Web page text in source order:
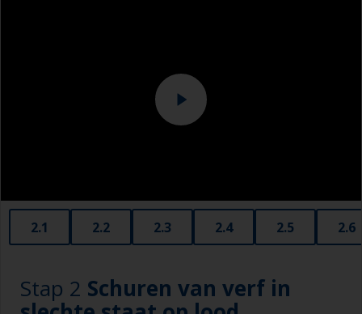
Schenk speciaal aandacht aan de reiniging
rondom de waterlijn of andere gebieden met
zichtbare verontreiniging en gebruik hier een
2.1 2.2 2.3 2.4 2.5 2.6
Stap 2 Schuren van verf in